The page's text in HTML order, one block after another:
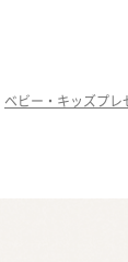
ベビー・キッズプレ